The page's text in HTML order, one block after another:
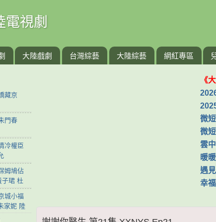
電視劇
大陸戲劇 台灣綜藝 大陸綜藝 網紅專區
《
微
微
雲
暖
遇
幸
藏京
門春
冷權臣
姆鳩佔
子珺 杜
城小福
家妮 陸